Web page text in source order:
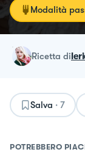
Modalità
ricetta di
Salva · 7
POTREBBERO